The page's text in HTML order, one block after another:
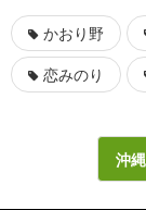
かおり野
恋みのり
沖